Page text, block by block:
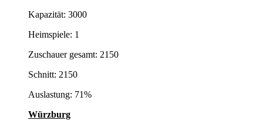
Kapazität: 3000
Heimspiele: 1
Zuschauer gesamt: 2150
Schnitt: 2150
Auslastung: 71%
Würzburg